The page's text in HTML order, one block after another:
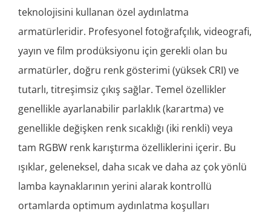
teknolojisini kullanan özel aydınlatma
armatürleridir. Profesyonel fotoğrafçılık, videografi,
yayın ve film prodüksiyonu için gerekli olan bu
armatürler, doğru renk gösterimi (yüksek CRI) ve
tutarlı, titreşimsiz çıkış sağlar. Temel özellikler
genellikle ayarlanabilir parlaklık (karartma) ve
genellikle değişken renk sıcaklığı (iki renkli) veya
tam RGBW renk karıştırma özelliklerini içerir. Bu
ışıklar, geleneksel, daha sıcak ve daha az çok yönlü
lamba kaynaklarının yerini alarak kontrollü
ortamlarda optimum aydınlatma koşulları